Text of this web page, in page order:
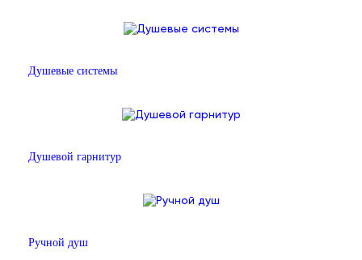
Душевые системы
Душевой гарнитур
Ручной душ